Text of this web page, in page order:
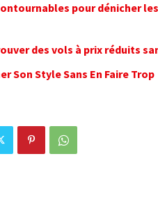
pour dénicher
des vols à prix réduits
Son Style Sans En Faire Trop